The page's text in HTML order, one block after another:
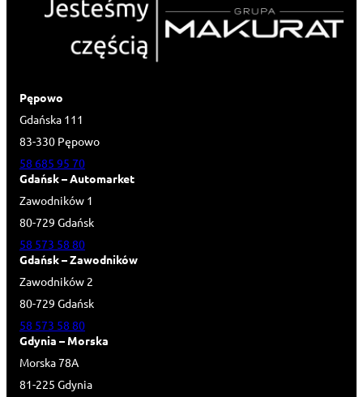
Pępowo
Gdańska 111
83-330 Pępowo
58 685 95 70
Gdańsk – Automarket
Zawodników 1
80-729 Gdańsk
58 573 58 80
Gdańsk – Zawodników
Zawodników 2
80-729 Gdańsk
58 573 58 80
Gdynia – Morska
Morska 78A
81-225 Gdynia